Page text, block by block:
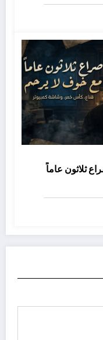
ثلاثون عاماً